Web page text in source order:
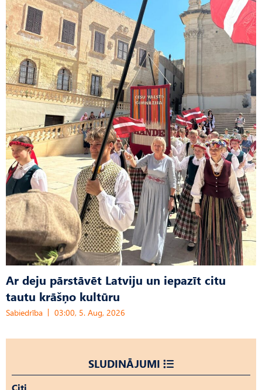
Ar deju pārstāvēt Latviju un iepazīt citu
tautu krāšņo kultūru
Sabiedrība 03:00, 5. Aug, 2026
SLUDINĀJUMI